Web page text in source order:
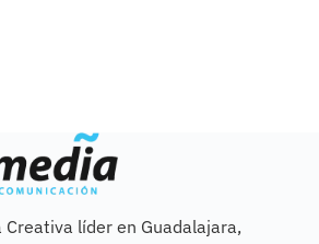
Creativa líder en Guadalajara,